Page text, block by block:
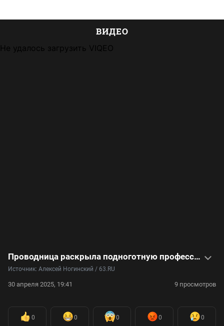
ВИДЕО
Не удалось загрузить VIQEO
Проводница раскрыла подноготную профессии — видео
Источник: Алексей Ногинский / 63.RU
30 апреля 2025, 19:41 9 просмотров
0 0 0 0 0